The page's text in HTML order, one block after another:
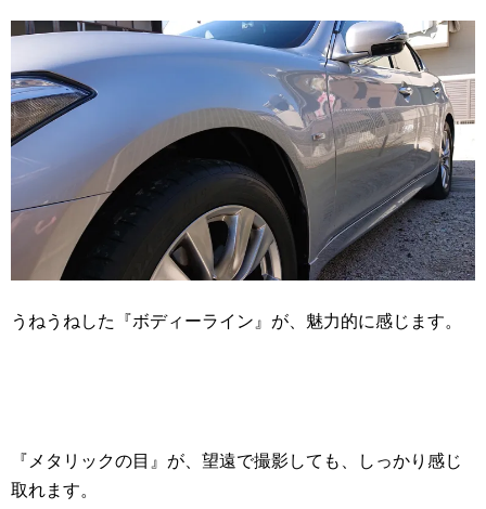
うねうねした『ボディーライン』が、魅力的に感じます。
『メタリックの目』が、望遠で撮影しても、しっかり感じ
取れます。